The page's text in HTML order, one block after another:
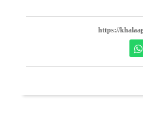
https://